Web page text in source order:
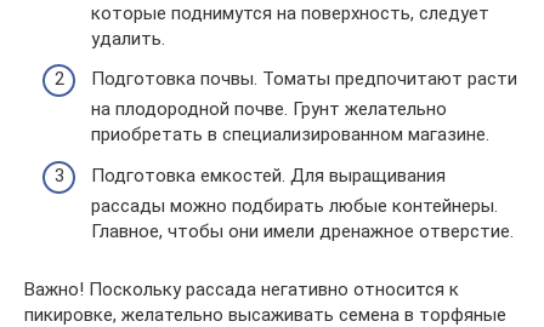
которые поднимутся на поверхность, следует
удалить.
Подготовка почвы. Томаты предпочитают расти
на плодородной почве. Грунт желательно
приобретать в специализированном магазине.
Подготовка емкостей. Для выращивания
рассады можно подбирать любые контейнеры.
Главное, чтобы они имели дренажное отверстие.
Важно! Поскольку рассада негативно относится к
пикировке, желательно высаживать семена в торфяные